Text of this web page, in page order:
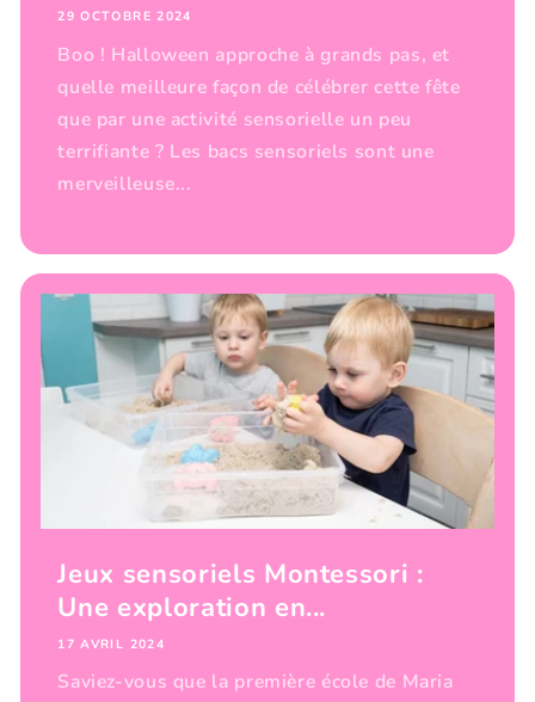
29 OCTOBRE 2024
Boo ! Halloween approche à grands pas, et
quelle meilleure façon de célébrer cette fête
que par une activité sensorielle un peu
terrifiante ? Les bacs sensoriels sont une
merveilleuse...
Jeux sensoriels Montessori :
Une exploration en...
17 AVRIL 2024
Saviez-vous que la première école de Maria